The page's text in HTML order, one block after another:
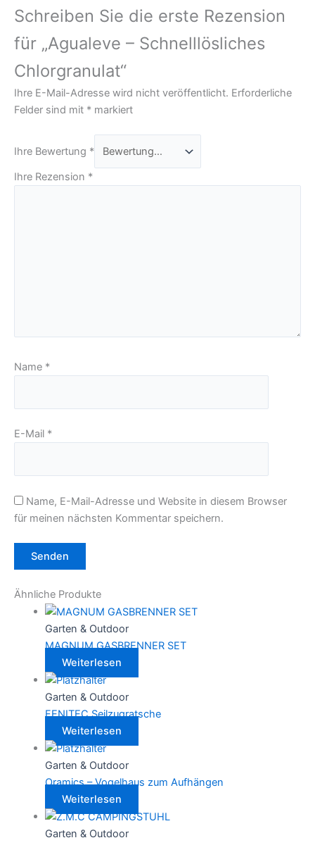
Schreiben Sie die erste Rezension
für „Agualeve – Schnelllösliches
Chlorgranulat“
Ihre E-Mail-Adresse wird nicht veröffentlicht. Erforderliche
Felder sind mit * markiert
Ihre Bewertung *
Ihre Rezension *
Name *
E-Mail *
Name, E-Mail-Adresse und Website in diesem Browser
für meinen nächsten Kommentar speichern.
Ähnliche Produkte
Garten & Outdoor
MAGNUM GASBRENNER SET
Weiterlesen
Garten & Outdoor
FENITEC Seilzugratsche
Weiterlesen
Garten & Outdoor
Oramics – Vogelhaus zum Aufhängen
Weiterlesen
Garten & Outdoor